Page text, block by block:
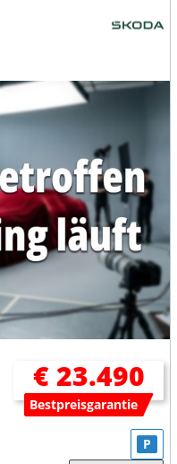
€ 23.490
Bestpreisgarantie
P